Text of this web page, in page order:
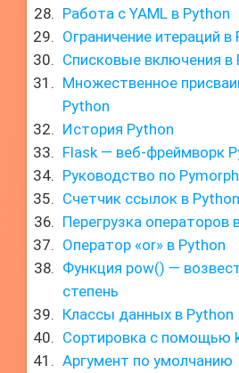
Работа с YAML в Python
Ограничение итераций в
Списковые включения в
Множественное
Python
История Python
Flask — веб-фреймворк
Руководство по
Счетчик ссылок в Python
Перегрузка операторов
Оператор «or» в Python
Функция pow() —
степень
Классы данных в Python
Сортировка с помощью
Аргумент по умолчанию